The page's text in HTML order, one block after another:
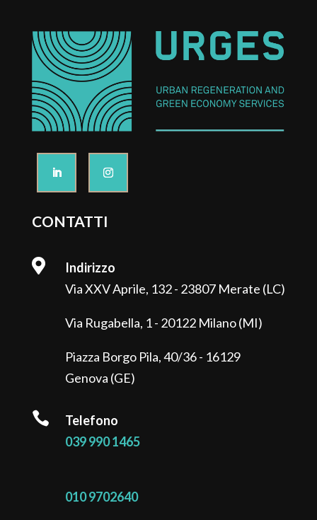
CONTATTI

Indirizzo
Via XXV Aprile, 132 - 23807 Merate (LC)
Via Rugabella, 1 - 20122 Milano (MI)
Piazza Borgo Pila, 40/36 - 16129
Genova (GE)

Telefono
039 990 1465
010 9702640